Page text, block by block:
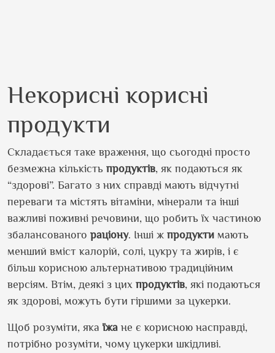
Некорисні корисні
продукти
Складається таке враження, що сьогодні просто
безмежна кількість продуктів, як подаються як
“здорові”. Багато з них справді мають відчутні
переваги та містять вітаміни, мінерали та інші
важливі поживні речовини, що робить їх частиною
збалансованого раціону. Інші ж продукти мають
менший вміст калорій, солі, цукру та жирів, і є
більш корисною альтернативою традиційним
версіям. Втім, деякі з цих продуктів, які подаються
як здорові, можуть бути гіршими за цукерки.
Щоб розуміти, яка їжа не є корисною насправді,
потрібно розуміти, чому цукерки шкідливі.